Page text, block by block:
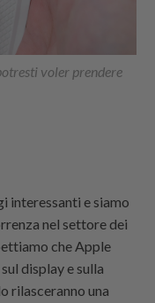
voler prendere
interessanti e siamo
nel settore dei
che Apple
display e sulla
rilasceranno una